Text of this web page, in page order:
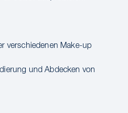
verschiedenen Make-up
und Abdecken von